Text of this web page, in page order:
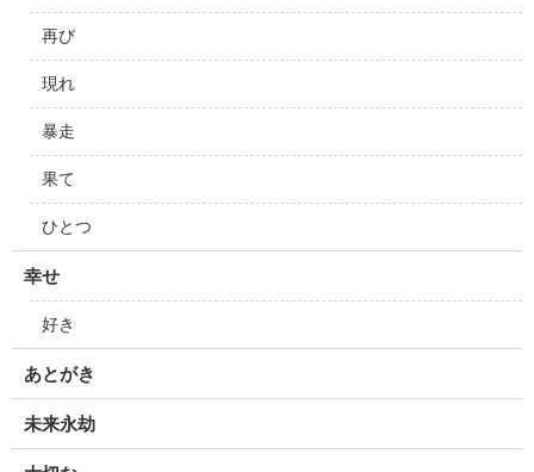
再び
現れ
暴走
果て
ひとつ
幸せ
好き
あとがき
未来永劫